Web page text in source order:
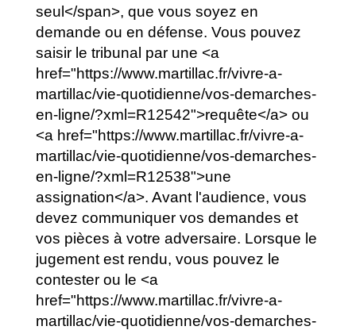
seul</span>, que vous soyez en
demande ou en défense. Vous pouvez
saisir le tribunal par une <a
href="https://www.martillac.fr/vivre-a-
martillac/vie-quotidienne/vos-demarches-
en-ligne/?xml=R12542">requête</a> ou
<a href="https://www.martillac.fr/vivre-a-
martillac/vie-quotidienne/vos-demarches-
en-ligne/?xml=R12538">une
assignation</a>. Avant l'audience, vous
devez communiquer vos demandes et
vos pièces à votre adversaire. Lorsque le
jugement est rendu, vous pouvez le
contester ou le <a
href="https://www.martillac.fr/vivre-a-
martillac/vie-quotidienne/vos-demarches-